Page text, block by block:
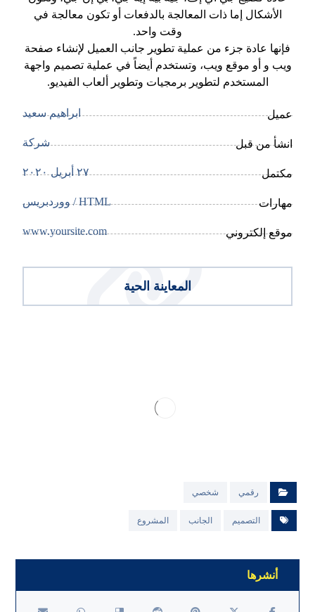
الأشكال إما ذات المعالجة بالدفعات أو تكون معالجة في
وقت واحد.
فإنها عادة جزء من عملية تطوير جانب العميل لإنشاء صفحة
ويب و أو موقع ويب، وتستخدم أيضاً في عملية تصميم واجهة
المستخدم لتطوير برمجيات وتطوير ألعاب الفيديو.
عميل ابراهيم سعيد
انشأ من قبل شركة
مكتمل ٢٧ أبريل ٢٠٢٠
مهارات HTML / ووردبريس
موقع إلكتروني www.yoursite.com
المعاينة الحية
رقمي شخصي
التصميم الجانب المشروع